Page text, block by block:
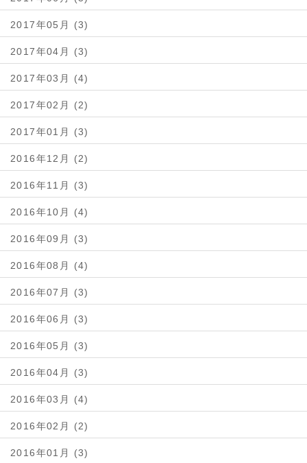
2017年05月 (3)
2017年04月 (3)
2017年03月 (4)
2017年02月 (2)
2017年01月 (3)
2016年12月 (2)
2016年11月 (3)
2016年10月 (4)
2016年09月 (3)
2016年08月 (4)
2016年07月 (3)
2016年06月 (3)
2016年05月 (3)
2016年04月 (3)
2016年03月 (4)
2016年02月 (2)
2016年01月 (3)